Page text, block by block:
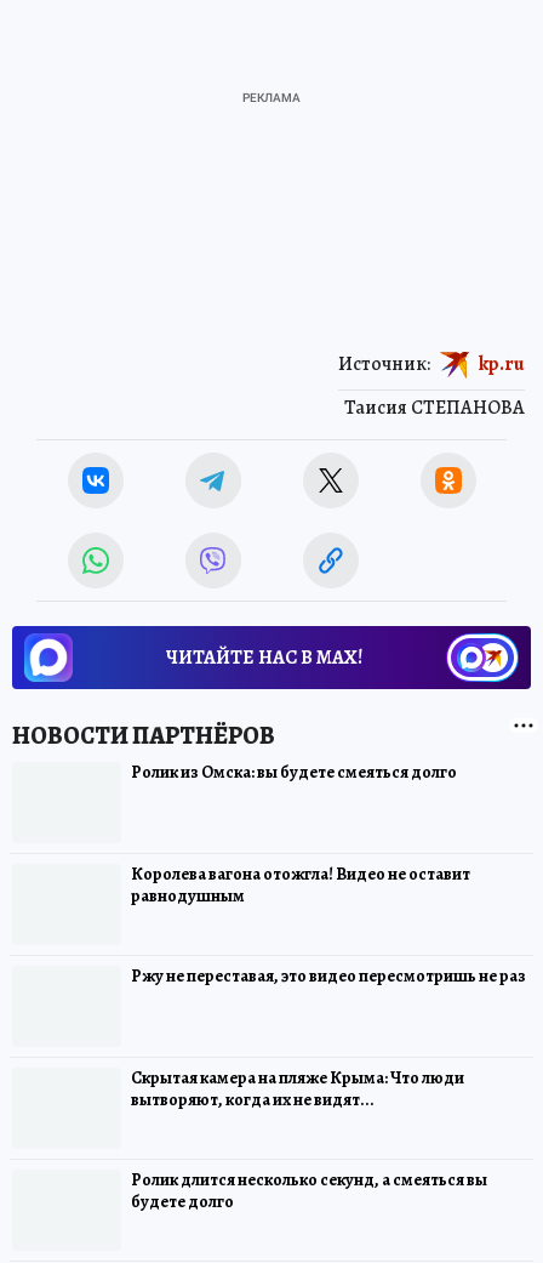
Таисия СТЕПАНОВА
Источник: kp.ru
ЧИТАЙТЕ НАС В МАХ!
Ролик из Омска: вы будете смеяться долго
Королева вагона отожгла! Видео не оставит
равнодушным
Ржу не переставая, это видео пересмотришь не раз
Скрытая камера на пляже Крыма: Что люди
вытворяют, когда их не видят...
Ролик длится несколько секунд, а смеяться вы
будете долго